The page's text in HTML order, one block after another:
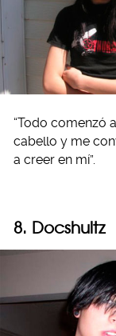
“Todo comenzó
cabello y me
a creer en mí”.
8. Docshultz